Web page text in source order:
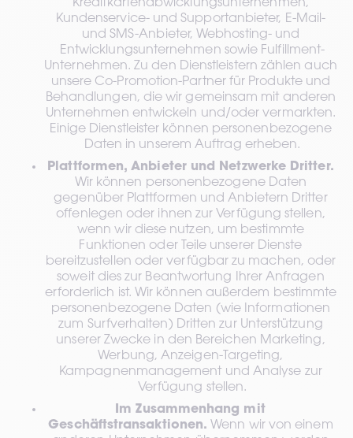
Kreditkartenabwicklungsunternehmen,
Kundenservice- und Supportanbieter, E-Mail-
und SMS-Anbieter, Webhosting- und
Entwicklungsunternehmen sowie Fulfillment-
Unternehmen. Zu den Dienstleistern zählen auch
unsere Co-Promotion-Partner für Produkte und
Behandlungen, die wir gemeinsam mit anderen
Unternehmen entwickeln und/oder vermarkten.
Einige Dienstleister können personenbezogene
Daten in unserem Auftrag erheben.
Plattformen, Anbieter und Netzwerke Dritter.
Wir können personenbezogene Daten
gegenüber Plattformen und Anbietern Dritter
offenlegen oder ihnen zur Verfügung stellen,
wenn wir diese nutzen, um bestimmte
Funktionen oder Teile unserer Dienste
bereitzustellen oder verfügbar zu machen, oder
soweit dies zur Beantwortung Ihrer Anfragen
erforderlich ist. Wir können außerdem bestimmte
personenbezogene Daten (wie Informationen
zum Surfverhalten) Dritten zur Unterstützung
unserer Zwecke in den Bereichen Marketing,
Werbung, Anzeigen-Targeting,
Kampagnenmanagement und Analyse zur
Verfügung stellen.
Im Zusammenhang mit
Geschäftstransaktionen. Wenn wir von einem